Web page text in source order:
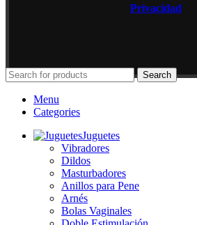
Privacidad
Search
Menu
Categories
Juguetes
Vibradores
Dildos
Masturbadores
Anillos para Pene
Arnés
Bolas Vaginales